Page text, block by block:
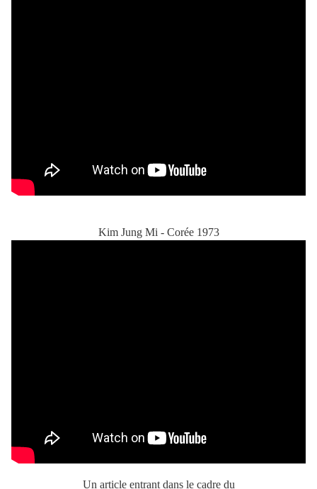
Kim Jung Mi - Corée 1973
Un article entrant dans le cadre du